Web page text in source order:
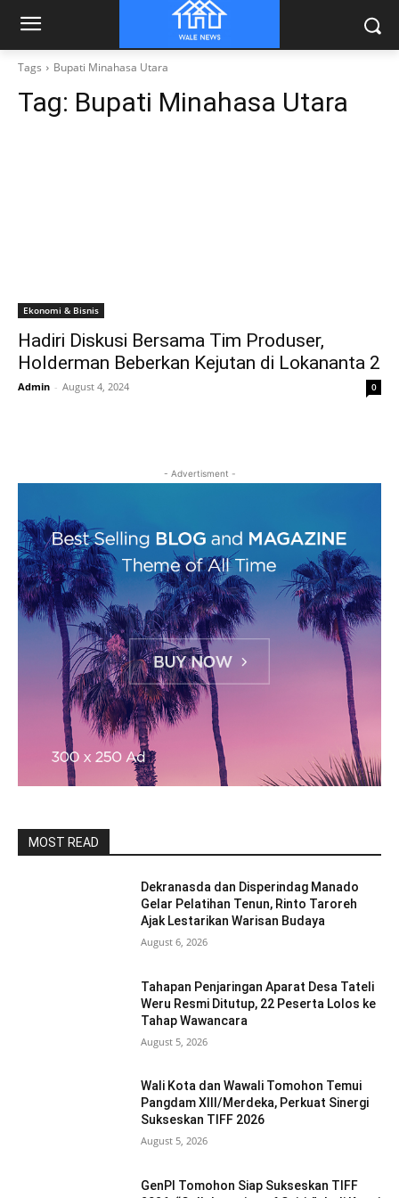
Tags Bupati Minahasa Utara
Tag: Bupati Minahasa Utara
Ekonomi & Bisnis
Hadiri Diskusi Bersama Tim Produser,
Holderman Beberkan Kejutan di Lokananta 2
Admin - August 4, 2024 0
- Advertisment -
MOST READ
Dekranasda dan Disperindag Manado
Gelar Pelatihan Tenun, Rinto Taroreh
Ajak Lestarikan Warisan Budaya
August 6, 2026
Tahapan Penjaringan Aparat Desa Tateli
Weru Resmi Ditutup, 22 Peserta Lolos ke
Tahap Wawancara
August 5, 2026
Wali Kota dan Wawali Tomohon Temui
Pangdam XIII/Merdeka, Perkuat Sinergi
Sukseskan TIFF 2026
August 5, 2026
GenPI Tomohon Siap Sukseskan TIFF